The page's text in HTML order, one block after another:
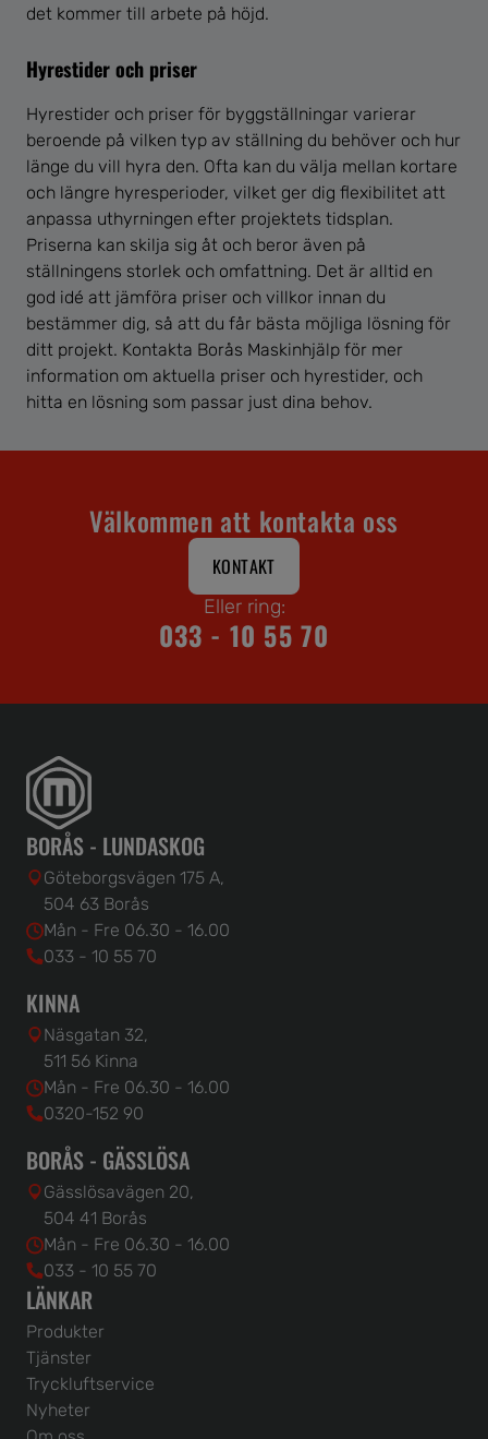
det kommer till arbete på höjd.
Hyrestider och priser
Hyrestider och priser för byggställningar varierar
beroende på vilken typ av ställning du behöver och hur
länge du vill hyra den. Ofta kan du välja mellan kortare
och längre hyresperioder, vilket ger dig flexibilitet att
anpassa uthyrningen efter projektets tidsplan.
Priserna kan skilja sig åt och beror även på
ställningens storlek och omfattning. Det är alltid en
god idé att jämföra priser och villkor innan du
bestämmer dig, så att du får bästa möjliga lösning för
ditt projekt. Kontakta Borås Maskinhjälp för mer
information om aktuella priser och hyrestider, och
hitta en lösning som passar just dina behov.
Välkommen att kontakta oss
KONTAKT
Eller ring:
033 - 10 55 70
BORÅS - LUNDASKOG
Göteborgsvägen 175 A,
504 63 Borås
Mån - Fre 06.30 - 16.00
033 - 10 55 70
KINNA
Näsgatan 32,
511 56 Kinna
Mån - Fre 06.30 - 16.00
0320-152 90
BORÅS - GÄSSLÖSA
Gässlösavägen 20,
504 41 Borås
Mån - Fre 06.30 - 16.00
033 - 10 55 70
LÄNKAR
Produkter
Tjänster
Tryckluftservice
Nyheter